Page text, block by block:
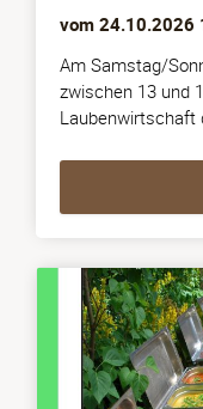
vom 24.10.2026
Am Samstag/
zwischen 13 und
Laubenwirtschaft